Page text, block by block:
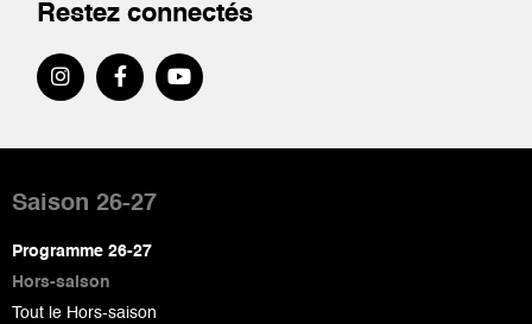
Restez connectés
de
page
Saison 26-27
Programme 26-27
Hors-saison
Tout le Hors-saison